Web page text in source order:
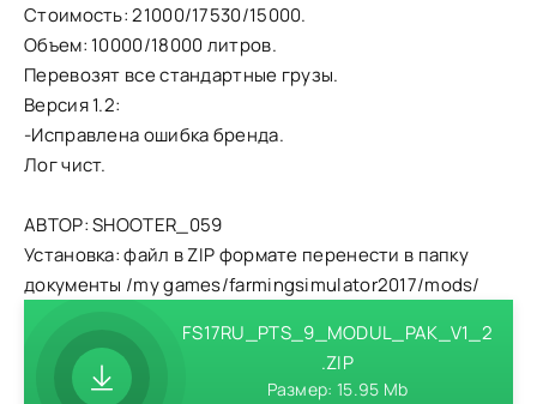
Стоимость: 21000/17530/15000.
Объем: 10000/18000 литров.
Перевозят все стандартные грузы.
Версия 1.2:
-Исправлена ошибка бренда.
Лог чист.
АВТОР: SHOOTER_059
Установка: файл в ZIP формате перенести в папку
документы /my games/farmingsimulator2017/mods/
FS17RU_PTS_9_MODUL_PAK_V1_2
.ZIP
Размер: 15.95 Mb